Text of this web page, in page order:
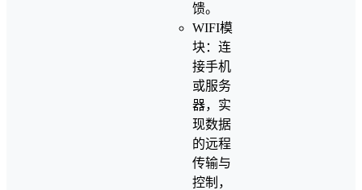
馈。
WIFI模
块：连
接手机
或服务
器，实
现数据
的远程
传输与
控制，